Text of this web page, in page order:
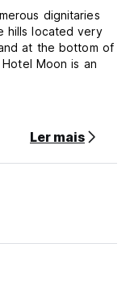
dignitaries
hills located very
at the bottom of
Moon is an
Court garden
the first night
Ler mais